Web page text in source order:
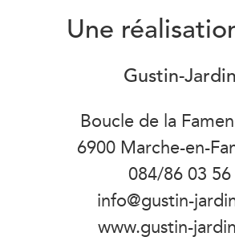
Une
Gustin-Jardin
Boucle de la
6900 Marche-en-
084/86 03 56
info@gustin-
www.gustin-